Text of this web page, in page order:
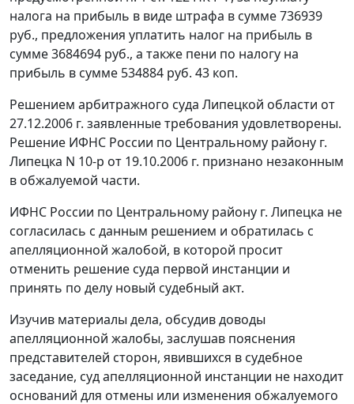
налога на прибыль в виде штрафа в сумме 736939
руб., предложения уплатить налог на прибыль в
сумме 3684694 руб., а также пени по налогу на
прибыль в сумме 534884 руб. 43 коп.
Решением арбитражного суда Липецкой области от
27.12.2006 г. заявленные требования удовлетворены.
Решение ИФНС России по Центральному району г.
Липецка N 10-р от 19.10.2006 г. признано незаконным
в обжалуемой части.
ИФНС России по Центральному району г. Липецка не
согласилась с данным решением и обратилась с
апелляционной жалобой, в которой просит
отменить решение суда первой инстанции и
принять по делу новый судебный акт.
Изучив материалы дела, обсудив доводы
апелляционной жалобы, заслушав пояснения
представителей сторон, явившихся в судебное
заседание, суд апелляционной инстанции не находит
оснований для отмены или изменения обжалуемого